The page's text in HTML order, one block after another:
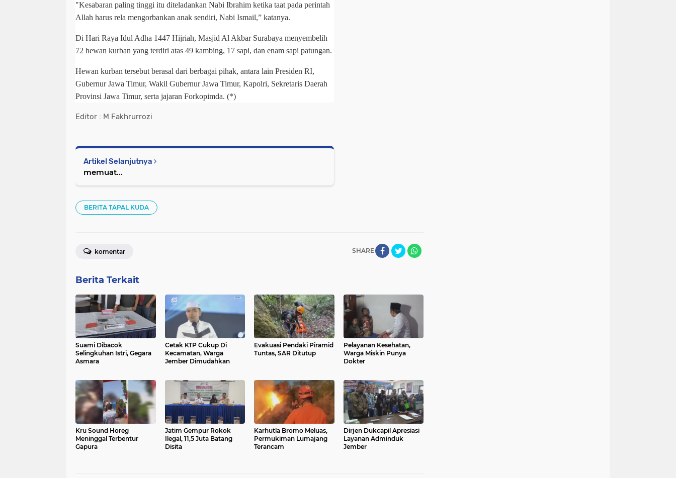
"Kesabaran paling tinggi itu diteladankan Nabi Ibrahim ketika taat pada perintah
Allah harus rela mengorbankan anak sendiri, Nabi Ismail,” katanya.
Di Hari Raya Idul Adha 1447 Hijriah, Masjid Al Akbar Surabaya menyembelih
72 hewan kurban yang terdiri atas 49 kambing, 17 sapi, dan enam sapi patungan.
Hewan kurban tersebut berasal dari berbagai pihak, antara lain Presiden RI,
Gubernur Jawa Timur, Wakil Gubernur Jawa Timur, Kapolri, Sekretaris Daerah
Provinsi Jawa Timur, serta jajaran Forkopimda. (*)
Editor : M Fakhrurrozi
Artikel Selanjutnya
memuat...
BERITA TAPAL KUDA
SHARE
komentar
Berita Terkait
Suami Dibacok
Selingkuhan Istri, Gegara
Asmara
Cetak KTP Cukup Di
Kecamatan, Warga
Jember Dimudahkan
Evakuasi Pendaki Piramid
Tuntas, SAR Ditutup
Pelayanan Kesehatan,
Warga Miskin Punya
Dokter
Kru Sound Horeg
Meninggal Terbentur
Gapura
Jatim Gempur Rokok
Ilegal, 11,5 Juta Batang
Disita
Karhutla Bromo Meluas,
Permukiman Lumajang
Terancam
Dirjen Dukcapil Apresiasi
Layanan Adminduk
Jember